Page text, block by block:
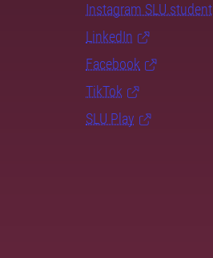
Instagram SLU.student
LinkedIn
Facebook
TikTok
SLU Play